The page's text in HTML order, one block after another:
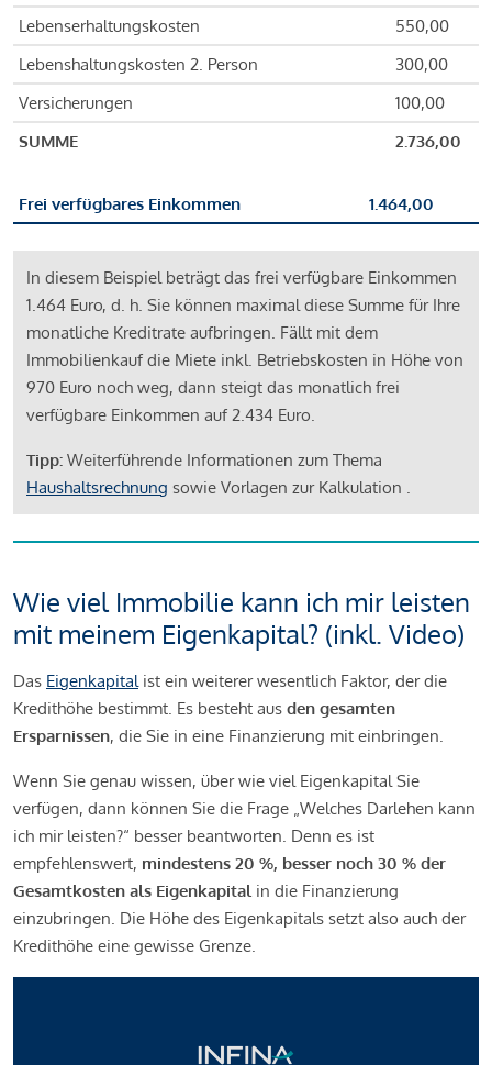
Lebenserhaltungskosten
550,00
Lebenshaltungskosten 2. Person
300,00
Versicherungen
100,00
SUMME
2.736,00
Frei verfügbares Einkommen 1.464,00
In diesem Beispiel beträgt das frei verfügbare Einkommen
1.464 Euro, d. h. Sie können maximal diese Summe für Ihre
monatliche Kreditrate aufbringen. Fällt mit dem
Immobilienkauf die Miete inkl. Betriebskosten in Höhe von
970 Euro noch weg, dann steigt das monatlich frei
verfügbare Einkommen auf 2.434 Euro.
Tipp: Weiterführende Informationen zum Thema
Haushaltsrechnung sowie Vorlagen zur Kalkulation .
Wie viel Immobilie kann ich mir leisten
mit meinem Eigenkapital? (inkl. Video)
Das Eigenkapitalist ein weiterer wesentlich Faktor, der die
Kredithöhe bestimmt. Es besteht aus den gesamten
Ersparnissen, die Sie in eine Finanzierung mit einbringen.
Wenn Sie genau wissen, über wie viel Eigenkapital Sie
verfügen, dann können Sie die Frage „Welches Darlehen kann
ich mir leisten?“ besser beantworten. Denn es ist
empfehlenswert, mindestens 20 %, besser noch 30 % der
Gesamtkosten als Eigenkapital in die Finanzierung
einzubringen. Die Höhe des Eigenkapitals setzt also auch der
Kredithöhe eine gewisse Grenze.